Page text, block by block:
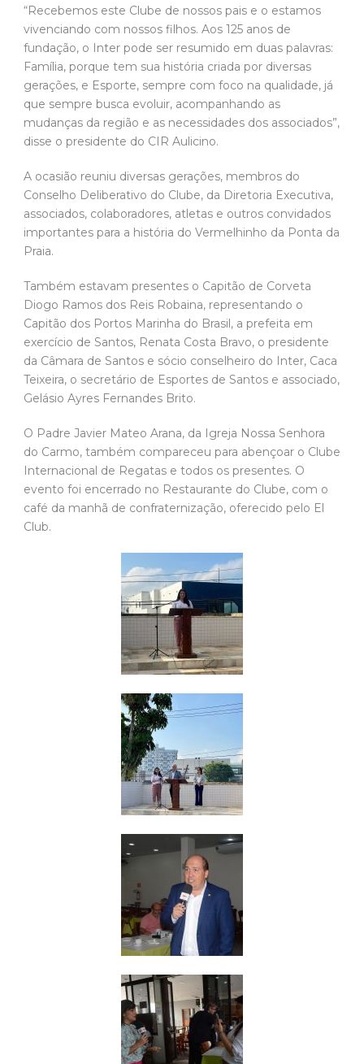
“Recebemos este Clube de nossos pais e o estamos
vivenciando com nossos filhos. Aos 125 anos de
fundação, o Inter pode ser resumido em duas palavras:
Família, porque tem sua história criada por diversas
gerações, e Esporte, sempre com foco na qualidade, já
que sempre busca evoluir, acompanhando as
mudanças da região e as necessidades dos associados”,
disse o presidente do CIR Aulicino.
A ocasião reuniu diversas gerações, membros do
Conselho Deliberativo do Clube, da Diretoria Executiva,
associados, colaboradores, atletas e outros convidados
importantes para a história do Vermelhinho da Ponta da
Praia.
Também estavam presentes o Capitão de Corveta
Diogo Ramos dos Reis Robaina, representando o
Capitão dos Portos Marinha do Brasil, a prefeita em
exercício de Santos, Renata Costa Bravo, o presidente
da Câmara de Santos e sócio conselheiro do Inter, Caca
Teixeira, o secretário de Esportes de Santos e associado,
Gelásio Ayres Fernandes Brito.
O Padre Javier Mateo Arana, da Igreja Nossa Senhora
do Carmo, também compareceu para abençoar o Clube
Internacional de Regatas e todos os presentes. O
evento foi encerrado no Restaurante do Clube, com o
café da manhã de confraternização, oferecido pelo El
Club.